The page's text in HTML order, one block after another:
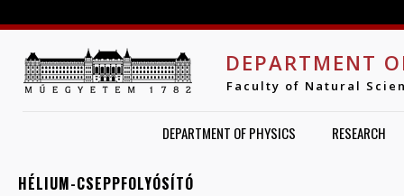
DEPARTMENT
Faculty of Natural
DEPARTMENT OF PHYSICS RESEARCH
HÉLIUM-CSEPPFOLYÓSÍTÓ